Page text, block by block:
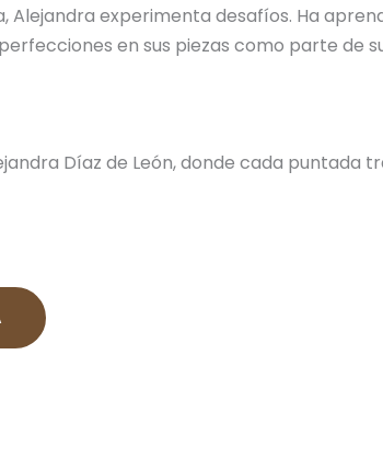
Alejandra experimenta desafíos. Ha
en sus piezas como parte de
Díaz de León, donde cada puntada